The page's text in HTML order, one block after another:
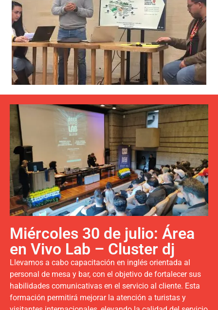
Miércoles 30 de julio: Área
en Vivo Lab – Cluster dj
Llevamos a cabo capacitación en inglés orientada al
personal de mesa y bar, con el objetivo de fortalecer sus
habilidades comunicativas en el servicio al cliente. Esta
formación permitirá mejorar la atención a turistas y